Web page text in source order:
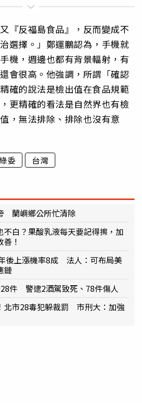
『反福島食品』，反而變成不
選擇。」鄭運鵬認為，手機就
機，週邊也都有背景輻射，有
會很高。他強調，所謂「確認
確的說法是檢出值在食品規範
更精確的看法是自然界也有檢
，無法排除、排除也沒有意
委 台灣
蘭嶼鄉公所忙清除
不白？果酸乳液每天要記得擦，加
！
後上漲機率8成 法人：可布局美
鏈
件 警逮2酒駕致死、78件傷人
北市28毒犯躲裁罰 市刑大：加強